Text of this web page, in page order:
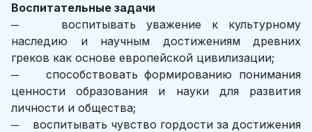
Воспитательные задачи
─ воспитывать уважение к культурному
наследию и научным достижениям древних
греков как основе европейской цивилизации;
─ способствовать формированию понимания
ценности образования и науки для развития
личности и общества;
─ воспитывать чувство гордости за достижения